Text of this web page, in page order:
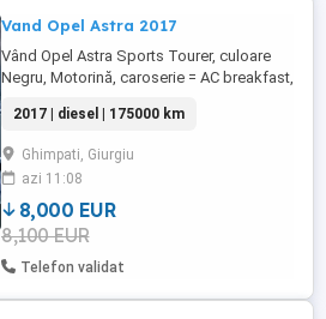
Vand Opel Astra 2017
Vând Opel Astra Sports Tourer, culoare
Negru, Motorină, caroserie = AC breakfast,
11.2027 asigurare și rovinietă valabile
11.2026, nr.identificare
W0LBE8EG9H8050616
2017 | diesel | 175000 km
Ghimpati, Giurgiu
azi 11:08
8,000 EUR
8,100 EUR
Telefon validat